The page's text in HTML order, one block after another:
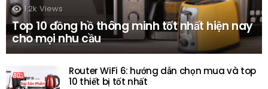
1.2k Views
Top 10 đồng hồ thông minh tốt nhất hiện nay
cho mọi nhu cầu
Router WiFi 6: hướng dẫn chọn mua và top
10 thiết bị tốt nhất